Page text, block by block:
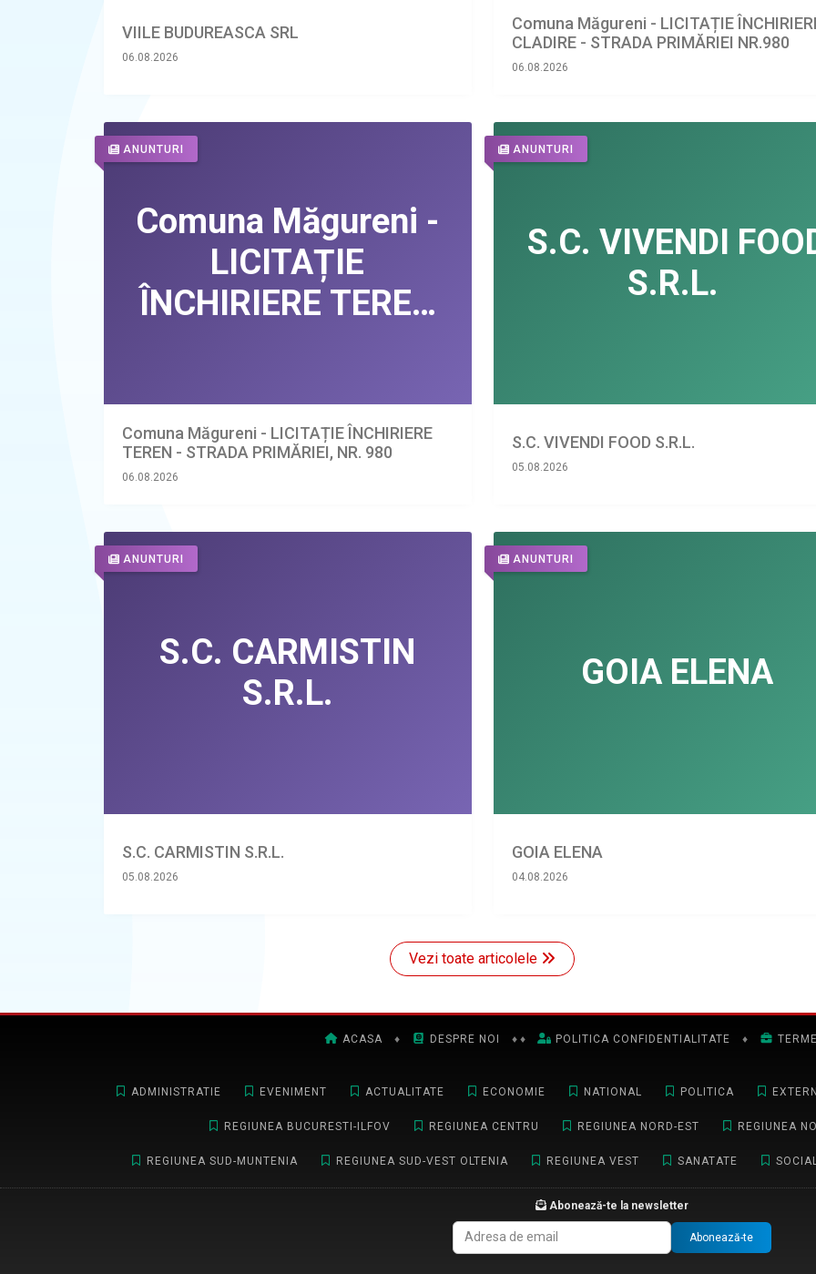
VIILE BUDUREASCA SRL
06.08.2026
Comuna Măgureni - LICITAȚIE
CLADIRE - STRADA PRIMĂRIEI NR.980
06.08.2026
ANUNTURI
Comuna Măgureni - LICITAȚIE ÎNCHIRIERE
TEREN - STRADA PRIMĂRIEI, NR. 980
06.08.2026
ANUNTURI
S.C. VIVENDI FOOD S.R.L.
05.08.2026
ANUNTURI
S.C. CARMISTIN S.R.L.
05.08.2026
ANUNTURI
GOIA ELENA
04.08.2026
Vezi toate articolele
ACASA ♦ DESPRE NOI ♦ ♦ POLITICA CONFIDENTIALITATE ♦
ADMINISTRATIE EVENIMENT ACTUALITATE ECONOMIE NATIONAL POLITICA
REGIUNEA BUCURESTI-ILFOV REGIUNEA CENTRU REGIUNEA NORD-EST REGIUNEA
REGIUNEA SUD-MUNTENIA REGIUNEA SUD-VEST OLTENIA REGIUNEA VEST SANATATE
Abonează-te la newsletter
Abonează-te